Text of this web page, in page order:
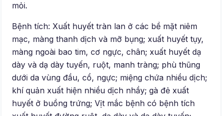
mỏi.
Bệnh tích: Xuất huyết tràn lan ở các bề mặt niêm
mạc, màng thanh dịch và mỡ bụng; xuất huyết tụy,
màng ngoài bao tim, cơ ngực, chân; xuất huyết dạ
dày và dạ dày tuyến, ruột, manh tràng; phù thũng
dưới da vùng đầu, cổ, ngực; miệng chứa nhiều dịch;
khí quản xuất hiện nhiều dịch nhầy; gà đẻ xuất
huyết ở buồng trứng; Vịt mắc bệnh có bệnh tích